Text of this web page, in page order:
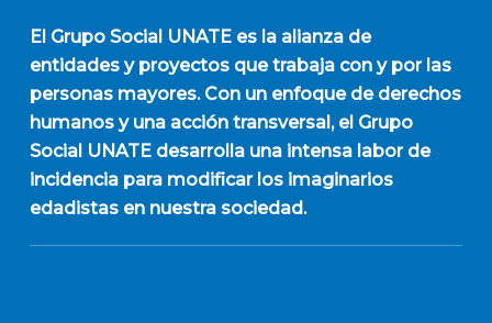
El Grupo Social UNATEes la alianza de
entidades y proyectos que trabaja con y por las
personas mayores. Con un enfoque de derechos
humanos y una acción transversal, el Grupo
Social UNATE desarrolla una intensa labor de
incidencia para modificar los imaginarios
edadistas en nuestra sociedad.